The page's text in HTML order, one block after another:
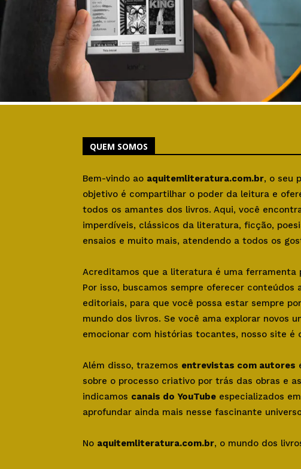
QUEM SOMOS
Bem-vindo ao aquitemliteratura.com.br, o seu
objetivo é compartilhar o poder da leitura e
todos os amantes dos livros. Aqui, você
imperdíveis, clássicos da literatura, ficção,
ensaios e muito mais, atendendo a todos os
Acreditamos que a literatura é uma ferramenta
Por isso, buscamos sempre oferecer conteúdos
editoriais, para que você possa estar sempre
mundo dos livros. Se você ama explorar novos
emocionar com histórias tocantes, nosso site é
Além disso, trazemos entrevistas com autores
sobre o processo criativo por trás das obras e
indicamos canais do YouTube especializados
aprofundar ainda mais nesse fascinante
No aquitemliteratura.com.br, o mundo dos